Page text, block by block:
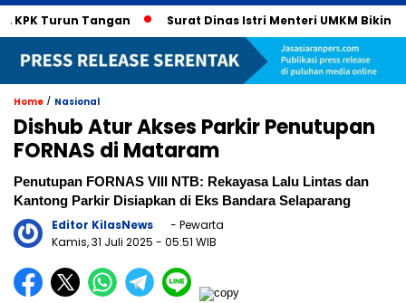
Turun Tangan Surat Dinas Istri Menteri UMKM Bikin
Home / Nasional
Dishub Atur Akses Parkir Penutupan
FORNAS di Mataram
Penutupan FORNAS VIII NTB: Rekayasa Lalu Lintas dan
Kantong Parkir Disiapkan di Eks Bandara Selaparang
Editor KilasNews
- Pewarta
Kamis, 31 Juli 2025 - 05:51 WIB